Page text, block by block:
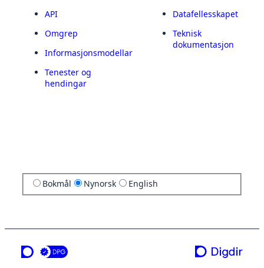
API
Omgrep
Informasjonsmodellar
Tenester og
hendingar
Datafellesskapet
Teknisk
dokumentasjon
Bokmål Nynorsk English